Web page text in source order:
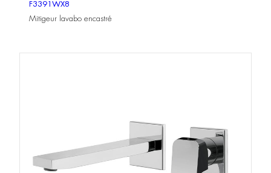
F3391WX8
Mitigeur lavabo encastré